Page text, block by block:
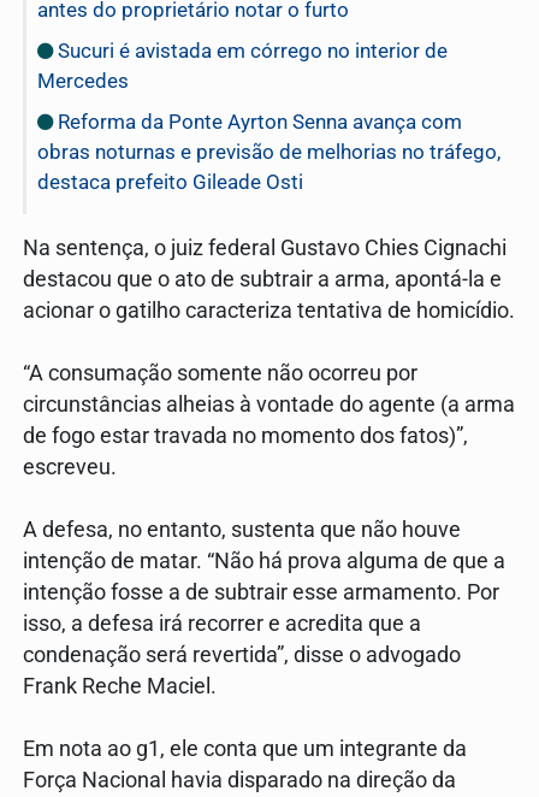
antes do proprietário notar o furto
Sucuri é avistada em córrego no interior de
Mercedes
Reforma da Ponte Ayrton Senna avança com
obras noturnas e previsão de melhorias no tráfego,
destaca prefeito Gileade Osti
Na sentença, o juiz federal Gustavo Chies Cignachi
destacou que o ato de subtrair a arma, apontá-la e
acionar o gatilho caracteriza tentativa de homicídio.
“A consumação somente não ocorreu por
circunstâncias alheias à vontade do agente (a arma
de fogo estar travada no momento dos fatos)”,
escreveu.
A defesa, no entanto, sustenta que não houve
intenção de matar. “Não há prova alguma de que a
intenção fosse a de subtrair esse armamento. Por
isso, a defesa irá recorrer e acredita que a
condenação será revertida”, disse o advogado
Frank Reche Maciel.
Em nota ao g1, ele conta que um integrante da
Força Nacional havia disparado na direção da